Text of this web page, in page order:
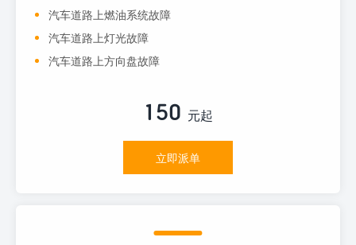
汽车道路上燃油系统故障
汽车道路上灯光故障
汽车道路上方向盘故障
150 元起
立即派单